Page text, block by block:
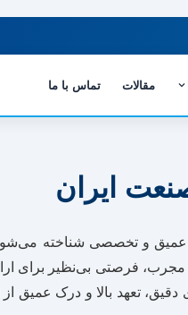
مقالات تماس با ما
ایران
و تخصصی شناخته
فرصتی بی‌نظیر برای
تعهد بالا و درک عمیق از